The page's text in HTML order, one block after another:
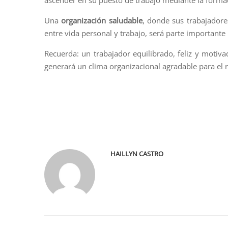
Una organización saludable, donde sus
entre vida personal y trabajo, será parte
Recuerda: un trabajador equilibrado, feliz y
generará un clima organizacional agradable para el
HAILLYN CASTRO